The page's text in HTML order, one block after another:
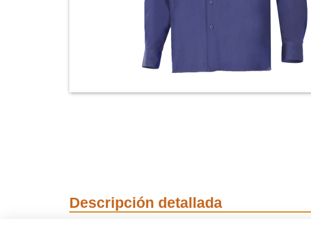
Descripción detallada